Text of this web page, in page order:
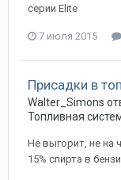
серии Elite
7 июля 2015
Присадки в
Walter_Simons
Топливная
Не выгорит, не на
15% спирта в